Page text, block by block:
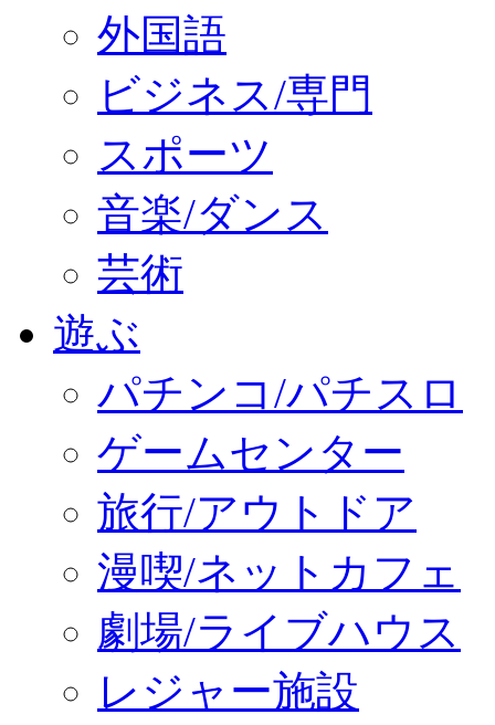
外国語
ビジネス/専門
スポーツ
音楽/ダンス
芸術
遊ぶ
パチンコ/パチスロ
ゲームセンター
旅行/アウトドア
漫喫/ネットカフェ
劇場/ライブハウス
レジャー施設